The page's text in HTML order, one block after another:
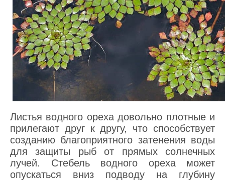
Листья водного ореха довольно плотные и
прилегают друг к другу, что способствует
созданию благоприятного затенения воды
для защиты рыб от прямых солнечных
лучей. Стебель водного ореха может
опускаться вниз подводу на глубину